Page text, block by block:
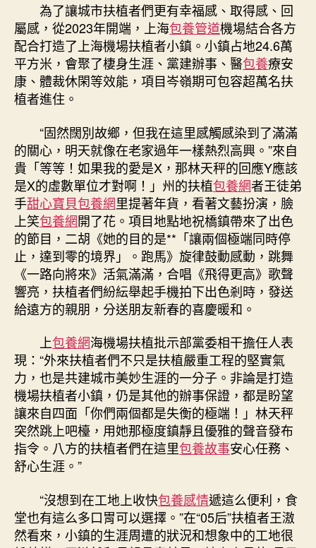
為了讓城市扶植者們更有幸福感、取得感、回
屬感，從2023年開端，上海包養管道機場結合各方
配合打造了上海機場扶植者小鎮。小鎮占地24.6萬
平方米，會聚了棲身生涯、黨建辦事、醫包養療安
康、體裁休閑等效能，項目岑嶺期可包容超萬名扶
植者進住。
“固然闊別故鄉，但我在這里感觸感染到了滿滿
的關心，明天就像在老家過年一樣熱烈高興。”來自
貴「等等！如果我的愛是X，那林天秤的回應Y應該
是X的虛數單位才對啊！」州的扶植包養網者王徒弟
手甜心寶貝包養網里提著年貨，看著文藝扮演，臉
上笑包養網開了花。項目地點地祝橋鎮帶來了出色
的節目，二胡《她的目的是**「讓兩個極端同時停
止，達到零的境界」。跑馬》旋律鼓動感動，跳舞
《一路向將來》活氣滿滿，合唱《飛得更高》歌聲
響亮，扶植者們紛紜舉起手機拍下出色剎時，發送
給遠方的親朋，分送朋友新春的喜慶暖和。
上包養網海機場扶植批示部黨委相干擔任人表
現：“外來扶植者們不只是扶植嚴重工程的堅實氣
力，也是共建城市美妙生涯的一分子。非論是打造
機場扶植者小鎮，仍是其他的辦事保證，都是盼望
讓來自四面「你們兩個都是失衡的極端！」林天秤
突然跳上吧檯，用她那極度鎮靜且優雅的聲音發布
指令。八方的扶植者們在這里包養故事安心任務、
舒心生涯。”
“沒想到在工地上收快包養感情遞這么便利，食
堂也有這么多口胃可以選擇。”在“05后”扶植者王滶
然看來，小鎮的生涯周遭的狀況和想象中的工地很